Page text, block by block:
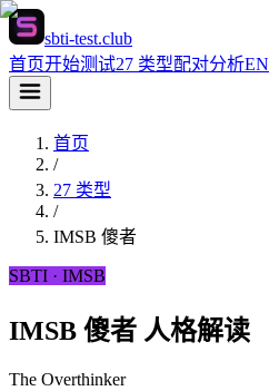
sbti-test.club
首页开始测试27 类型配对分析EN
首页
/
27 类型
/
IMSB 傻者
SBTI · IMSB
IMSB 傻者 人格解读
The Overthinker